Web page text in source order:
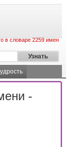
в словаре 2259 имен
-